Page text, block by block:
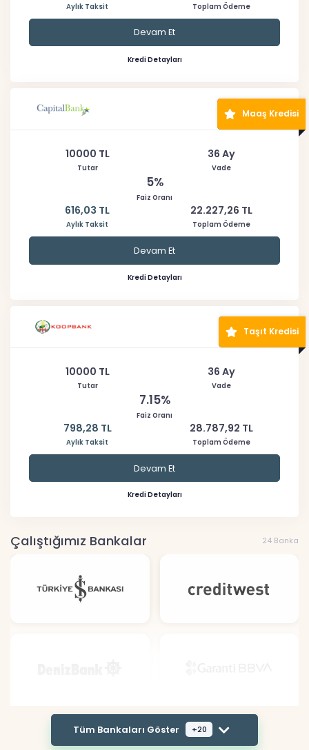
Aylık Taksit Toplam Ödeme
Devam Et
Kredi Detayları
Maaş Kredisi
10000 TL
Tutar
36 Ay
Vade
5%
Faiz Oranı
616,03 TL
Aylık Taksit
22.227,26 TL
Toplam Ödeme
Devam Et
Kredi Detayları
Taşıt Kredisi
10000 TL
Tutar
36 Ay
Vade
7.15%
Faiz Oranı
798,28 TL
Aylık Taksit
28.787,92 TL
Toplam Ödeme
Devam Et
Kredi Detayları
Çalıştığımız Bankalar 24 Banka
Tüm Bankaları Göster +20